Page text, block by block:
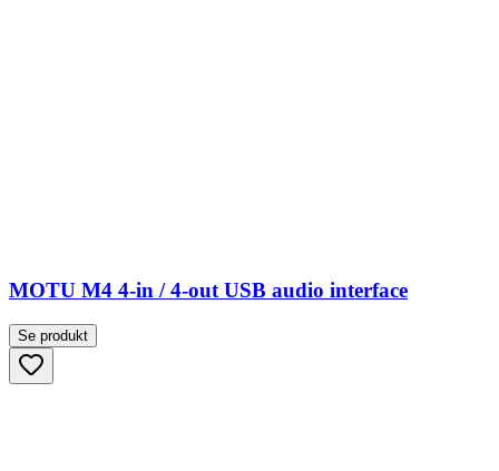
MOTU M4 4-in / 4-out USB audio interface
Se produkt